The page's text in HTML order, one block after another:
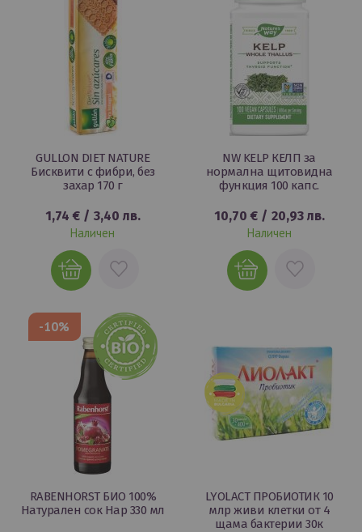
GULLON DIET NATURE
Бисквити с фибри, без
захар 170 г
1,74 €/ 3,40 лв.
Наличен
ДОБАВИ
ЛЮБИМИ
NW KELP КЕЛП за
нормална щитовидна
функция 100 капс.
10,70 €/ 20,93 лв.
Наличен
ДОБАВИ
-10%
RABENHORST БИО 100%
Натурален сок Нар 330 мл
LYOLACT ПРОБИОТИК 10
млр живи клетки от 4
щама бактерии 30к